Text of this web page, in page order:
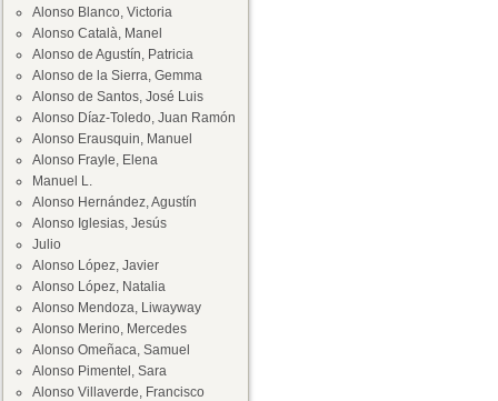
Alonso Blanco, Victoria
Alonso Català, Manel
Alonso de Agustín, Patricia
Alonso de la Sierra, Gemma
Alonso de Santos, José Luis
Alonso Díaz-Toledo, Juan Ramón
Alonso Erausquin, Manuel
Alonso Frayle, Elena
Manuel L.
Alonso Hernández, Agustín
Alonso Iglesias, Jesús
Julio
Alonso López, Javier
Alonso López, Natalia
Alonso Mendoza, Liwayway
Alonso Merino, Mercedes
Alonso Omeñaca, Samuel
Alonso Pimentel, Sara
Alonso Villaverde, Francisco